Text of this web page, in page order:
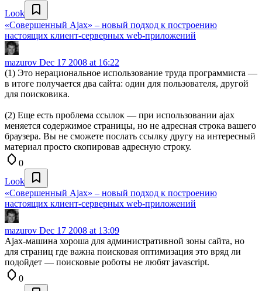
Look
«Совершенный Ajax» – новый подход к построению
настоящих клиент-серверных web-приложений
mazurov Dec 17 2008 at 16:22
(1) Это нерациональное использование труда программиста —
в итоге получается два сайта: один для пользователя, другой
для поисковика.
(2) Еще есть проблема ссылок — при использовании ajax
меняется содержимое страницы, но не адресная строка вашего
браузера. Вы не сможете послать ссылку другу на интересный
материал просто скопировав адресную строку.
0
Look
«Совершенный Ajax» – новый подход к построению
настоящих клиент-серверных web-приложений
mazurov Dec 17 2008 at 13:09
Ajax-машина хороша для административной зоны сайта, но
для страниц где важна поисковая оптимизация это вряд ли
подойдет — поисковые роботы не любят javascript.
0